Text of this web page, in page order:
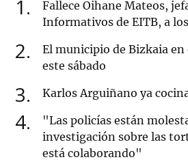
1
Fallece Oihane Mateos,
Informativos de EITB, a
2
El municipio de Bizkaia en
este sábado
3 Karlos Arguiñano ya
4
"Las policías están
investigación sobre las
está colaborando"